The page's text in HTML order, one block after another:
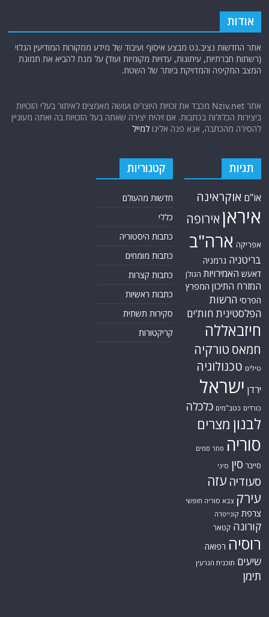
אודות
אתר החדשות נציב.נט מבצע איסוף ועיבוד של מידע ממקורות המודיעין הגלוי
(רשתות חברתיות, עיתונות, עדויות מקומיות ועוד) על מנת להביא את תמונת
המצב המקיפה והמדויקת ביותר של השטח.
אתר Nziv.net מכבד את זכויות היוצרים ועושה מאמצים לאיתור בעלי הזכויות
ביצירות הכלולות בכתבות. אם זיהית יצירה שאתה בעל הזכויות בה ואתה מעוניין
להסירה מהכתבה, אנא פנה אלינולמייל
תגיות
או"ם אוקראינה
איראן אירופה
אפריקה ארה"ב
בריטניה גרמניה
דאעש האמירויות הגולן
המזרח התיכון המפרץ
הפרסי הרשות
הפלסטינית חות'ים
חיזבאללה
חמאס טורקיה
טילים טכנולוגיה
ירדן ישראל
כורדים כטב"מים כלכלה
לבנון מצרים
סוריה סחר סמים
סייבר סין סיני
סעודיה עזה
עירק צבא סוריה חופשי
צרפת קונייטרה
קורונה קטאר
רוסיה רפואה
שיעים תוכנית הגרעין
תימן
קטגוריות
חדשות מהעולם
כללי
כתבות היסטוריה
כתבות מומחים
כתבות קצרות
כתבות ראשיות
סקירות תשתית
קריקטורות